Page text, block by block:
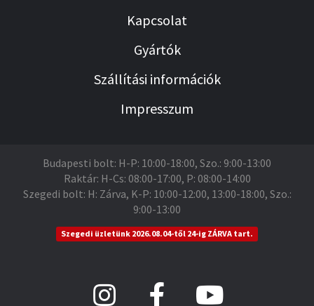
Kapcsolat
Gyártók
Szállítási információk
Impresszum
Budapesti bolt: H-P: 10:00-18:00, Szo.: 9:00-13:00
Raktár: H-Cs: 08:00-17:00, P: 08:00-14:00
Szegedi bolt: H: Zárva, K-P: 10:00-12:00, 13:00-18:00, Szo.:
9:00-13:00
Szegedi üzletünk 2026.08.04-től 24-ig ZÁRVA tart.